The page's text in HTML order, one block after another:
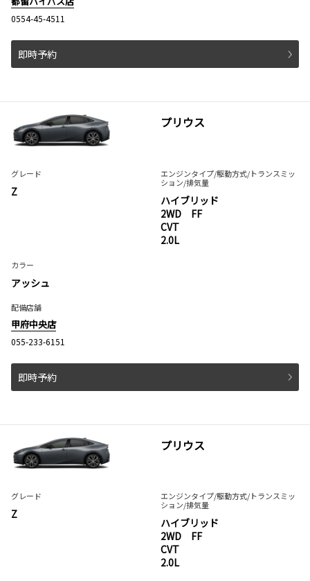
0554-45-4511
即時予約
プリウス
グレード
Z
エンジンタイプ/駆動方式/トランスミッ
ション/排気量
ハイブリッド
2WD FF
CVT
2.0L
カラー
アッシュ
配備店舗
甲府中央店
055-233-6151
即時予約
プリウス
グレード
Z
エンジンタイプ/駆動方式/トランスミッ
ション/排気量
ハイブリッド
2WD FF
CVT
2.0L